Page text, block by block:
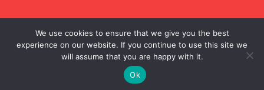
Copyright © Полное использование материала
запрещено. Частично разрешено с гиперссылкой.
We use cookies to ensure that we give you the best
experience on our website. If you continue to use this site we
will assume that you are happy with it.
Ok